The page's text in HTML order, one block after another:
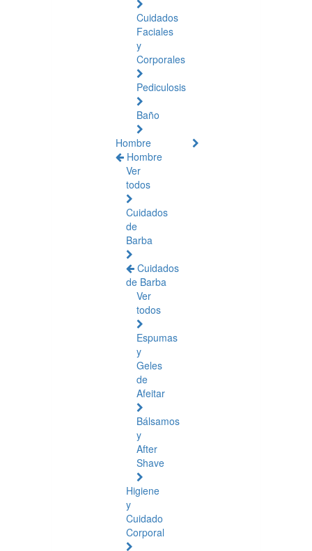
Cuidados
Faciales
y
Corporales
Pediculosis
Baño
Hombre
Hombre
Ver
todos
Cuidados
de
Barba
Cuidados
de Barba
Ver
todos
Espumas
y
Geles
de
Afeitar
Bálsamos
y
After
Shave
Higiene
y
Cuidado
Corporal